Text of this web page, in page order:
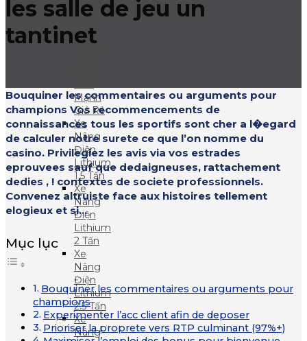
Xe
Nâng
Điện
Lithium
Mạnh
Giá Rẻ
Xe
Nâng
Điện
Lithium
1.5 Tấn
Xe
Nâng
Điện
Lithium
2 Tấn
Xe
Nâng
Điện
Lithium
2.5 Tấn
Xe
Nâng
les salle de jeu un
tantinet
Bouquiner les commentaires ou arguments pour
champions Vos recommencements de
connaissances tous les sportifs sont cher a l�egard
de calculer notre surete ce que l’on nomme du
casino. Privilegiez les avis via vos estrades
eprouvees sauf que dedaigneuses, rattachement
dedies , ! contextes de societe professionnels.
Convenez altruiste face aux histoires tellement
elogieux et si...
Mục lục
Bouquiner les commentaires ou arguments pour
champions
Experimenter l’acc client afin de deposer
Prioriser la proprete vers RTP culminant (97%+)